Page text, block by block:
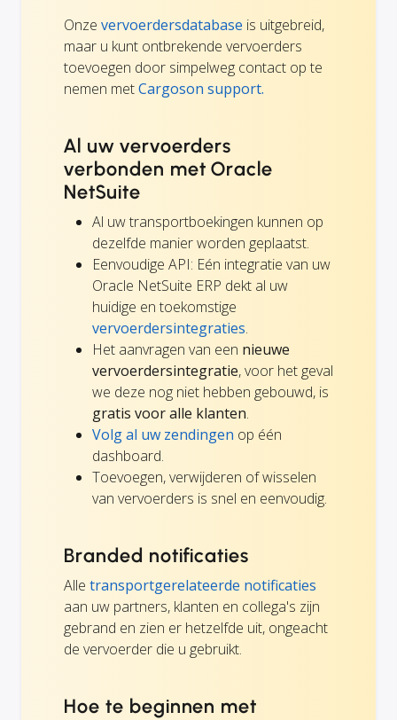
Onze vervoerdersdatabase is uitgebreid,
maar u kunt ontbrekende vervoerders
toevoegen door simpelweg contact op te
nemen metCargoson support.
Al uw vervoerders
verbonden met Oracle
NetSuite
Al uw transportboekingen kunnen op
dezelfde manier worden geplaatst.
Eenvoudige API: Eén integratie van uw
Oracle NetSuite ERP dekt al uw
huidige en toekomstige
vervoerdersintegraties.
Het aanvragen van een nieuwe
vervoerdersintegratie, voor het geval
we deze nog niet hebben gebouwd, is
gratis voor alle klanten.
Volg al uw zendingen op één
dashboard.
Toevoegen, verwijderen of wisselen
van vervoerders is snel en eenvoudig.
Branded notificaties
Alle transportgerelateerde notificaties
aan uw partners, klanten en collega's zijn
gebrand en zien er hetzelfde uit, ongeacht
de vervoerder die u gebruikt.
Hoe te beginnen met